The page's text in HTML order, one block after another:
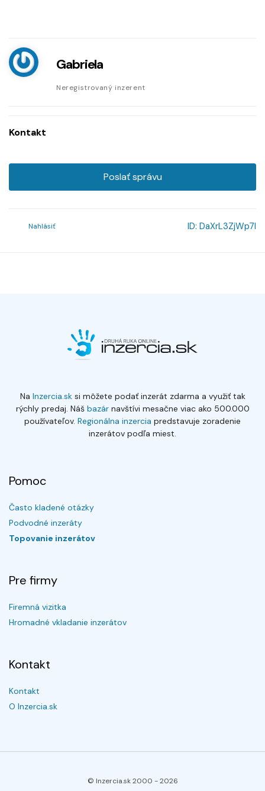
Gabriela
Neregistrovaný inzerent
Kontakt
Poslať správu
Nahlásiť ID: DaXrL3ZjWp7l
Na Inzercia.sksi môžete podať inzerát zdarma a využiť tak
rýchly predaj. Náš bazárnavštívi mesačne viac ako 500.000
používateľov. Regionálna inzercia predstavuje zoradenie
inzerátov podľa miest.
Pomoc
Často kladené otázky
Podvodné inzeráty
Topovanie inzerátov
Pre firmy
Firemná vizitka
Hromadné vkladanie inzerátov
Kontakt
Kontakt
O Inzercia.sk
© Inzercia.sk 2000 -2026